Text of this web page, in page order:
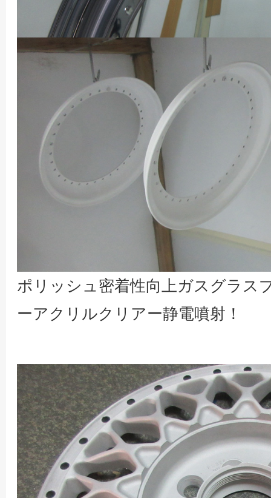
ポリッシュ密着性向上ガスグラス
ーアクリルクリアー静電噴射！